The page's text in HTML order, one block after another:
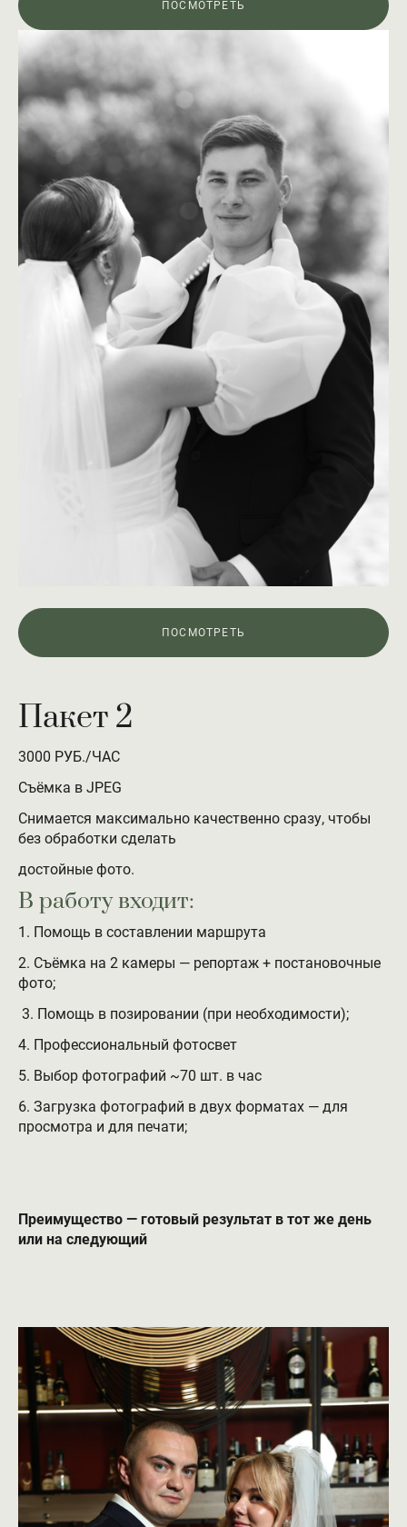
ПОСМОТРЕТЬ
ПОСМОТРЕТЬ
Пакет 2
3000 РУБ./ЧАС
Съёмка в JPEG
Снимается максимально качественно сразу, чтобы
без обработки сделать
достойные фото.
В работу входит:
1. Помощь в составлении маршрута
2. Съёмка на 2 камеры — репортаж + постановочные
фото;
3. Помощь в позировании (при необходимости);
4. Профессиональный фотосвет
5. Выбор фотографий ~70 шт. в час
6. Загрузка фотографий в двух форматах — для
просмотра и для печати;
Преимущество — готовый результат в тот же день
или на следующий